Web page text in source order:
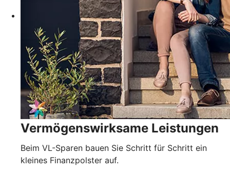
Vermögenswirksame Leistungen
Beim VL-Sparen bauen Sie Schritt für Schritt ein
kleines Finanzpolster auf.